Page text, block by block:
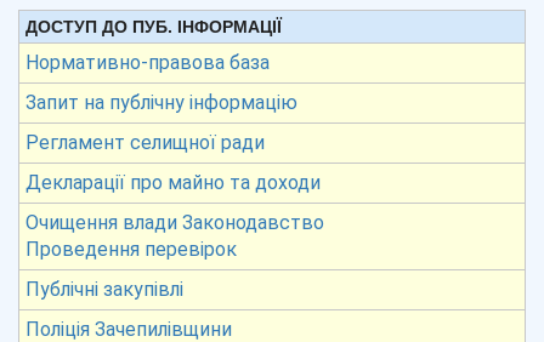
ДОСТУП ДО ПУБ. ІНФОРМАЦІЇ
Нормативно-правова база
Запит на публічну інформацію
Регламент селищної ради
Декларації про майно та доходи
Очищення влади Законодавство
Проведення перевірок
Публічні закупівлі
Поліція Зачепилівщини